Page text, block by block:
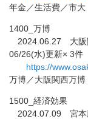
年金／生活費／市大
1400_万博
06/26(水)更新× 3件
https://
万博／大阪関西万博
1500_経済効果
2024.07.09 宮本